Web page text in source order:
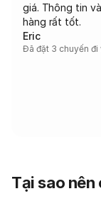
giá. Thông tin
hàng rất tốt.
Eric
Đã đặt 3 chuyến đi
Tại sao nên